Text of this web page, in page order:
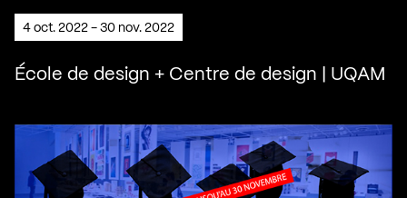
4 oct. 2022 - 30 nov. 2022
École de design + Centre de design | UQAM